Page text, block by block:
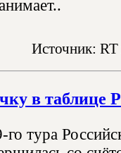
Источник: RT
в таблице
тура